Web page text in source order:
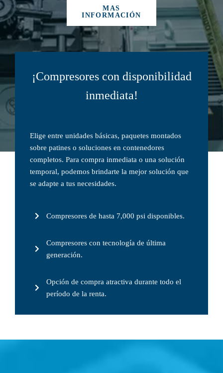
MAS
INFORMACIÓN
¡Compresores con disponibilidad
inmediata!
Elige entre unidades básicas, paquetes montados
sobre patines o soluciones en contenedores
completos. Para compra inmediata o una solución
temporal, podemos brindarte la mejor solución que
se adapte a tus necesidades.
Compresores de hasta 7,000 psi disponibles.
Compresores con tecnología de última
generación.
Opción de compra atractiva durante todo el
período de la renta.